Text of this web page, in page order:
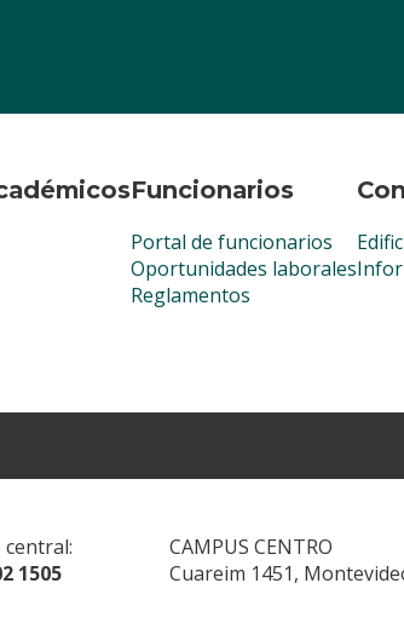
Funcionarios
Portal de funcionarios
Oportunidades laborales
Reglamentos
1505
CAMPUS CENTRO
Cuareim 1451,